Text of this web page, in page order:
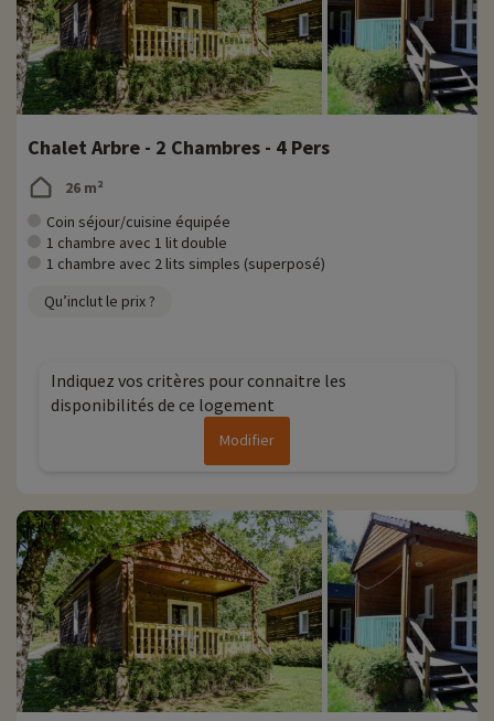
Le camping Au Bois de Calais vous propose de nombreuses activités :
vos enfants seront ravis de pouvoir profiter de l'aire de jeux mis à
disposition ainsi que de se baigner dans la grande piscine chauffée.
Ce n'est pas tout ! Un mini-golf à 18 trous est accesible gratuitement
dans le camping. Ce jeu est idéal pour les familles en quête d'une
activité amusante à partager, mais aussi pour les passionnés qui
cherchent à se défier.
Les amateurs de pêche auront également la possibilité de participer
à des ateliers de pêche organisés dans la rivière voisine. Cette
activité, ouverte à tous, vous offrira une opportunité d'évasion et de
rapprochement avec la nature.
des tables de ping-pong et un terrain multi-sports, qui vous offriront
Pour ceux qui souhaitent explorer la Corrèze, une multitude
d'activités en plein air et culturelles s'offrent à vous. Descendez la
Dordogne ou la Vézère en canoë-kayak pour découvrir la beauté des
paysages depuis l'eau, parcourez la campagne en vélo, que ce soit
explorez les grottes de la région, dont la Grotte de Lascaux...
Chez Familytrip nous découvrons chaque année de nouvelles
activités famille à proximité de nos hébergements : zoo, aquarium...Si
nous avons déjà négocié des activités, elles sont réservables avec
remise directement en ligne après avoir choisi votre logement et
vous pouvez les découvriren cliquant ici !
Plus d'informations
Chalet Arbre - 2 Chambres - 4 Pers
26 m²
Coin séjour/cuisine équipée
1 chambre avec 1 lit double
1 chambre avec 2 lits simples (superposé)
Qu’inclut le prix ?
Indiquez vos critères pour connaitre les
disponibilités de ce logement
Modifier